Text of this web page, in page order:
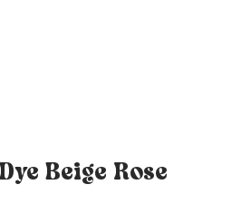
Beige Rose